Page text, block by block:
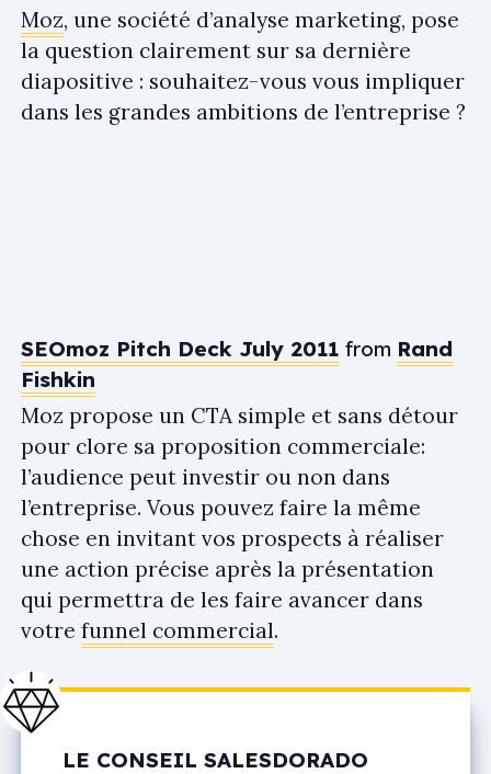
Moz, une société d’analyse marketing, pose
la question clairement sur sa dernière
diapositive : souhaitez-vous vous impliquer
dans les grandes ambitions de l’entreprise ?
SEOmoz Pitch Deck July 2011 from Rand
Fishkin
Moz propose un CTA simple et sans détour
pour clore sa proposition commerciale:
l’audience peut investir ou non dans
l’entreprise. Vous pouvez faire la même
chose en invitant vos prospects à réaliser
une action précise après la présentation
qui permettra de les faire avancer dans
votre funnel commercial.
LE CONSEIL SALESDORADO